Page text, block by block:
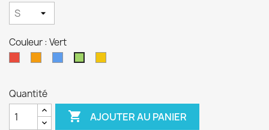
Couleur : Vert
Quantité
 AJOUTER AU PANIER